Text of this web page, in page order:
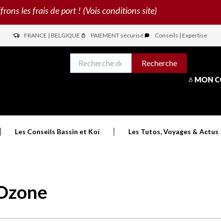
les frais de port ! (Vois conditions site)
FRANCE | BELGIQUE PAIEMENT sécurisé Conseils | Expertise
pour :
Recherche
MON
Les Conseils Bassin et Koï Les Tutos, Voyages & Actus